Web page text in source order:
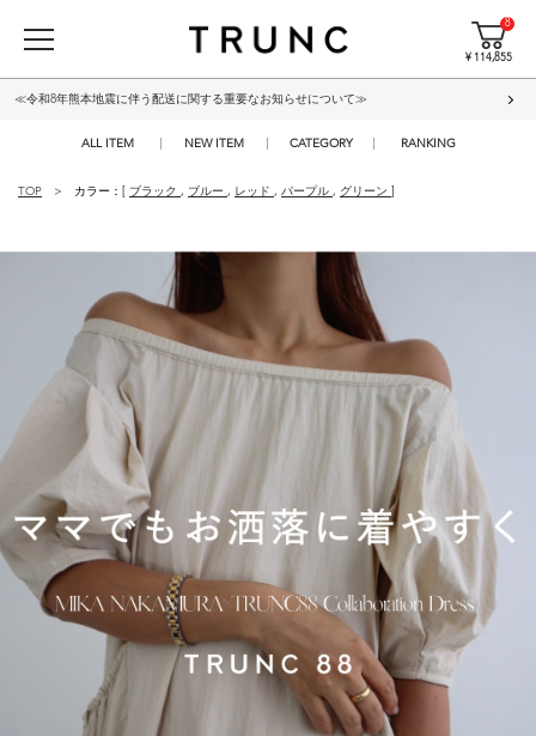
8
¥ 114,855
≪令和8年熊本地震に伴う配送に関する重要なお知らせについて≫
ALL ITEM NEW ITEM CATEGORY RANKING
TOP カラー：[ ブラック , ブルー , レッド , パープル , グリーン